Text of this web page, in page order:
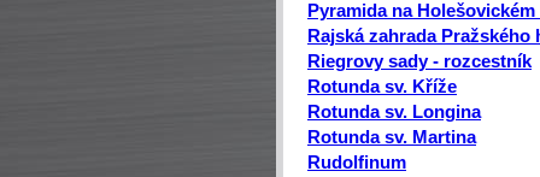
Pyramida na
Rajská zahrada
Riegrovy sady - rozcestník
Rotunda sv. Kříže
Rotunda sv. Longina
Rotunda sv. Martina
Rudolfinum